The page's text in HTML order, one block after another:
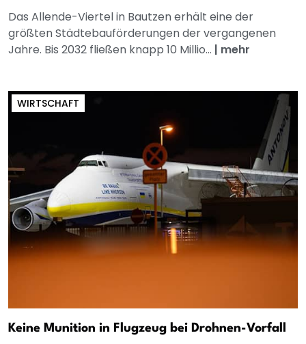
Das Allende-Viertel in Bautzen erhält eine der
größten Städtebauförderungen der vergangenen
Jahre. Bis 2032 fließen knapp 10 Millio... | mehr
WIRTSCHAFT
Keine Munition in Flugzeug bei Drohnen-Vorfall